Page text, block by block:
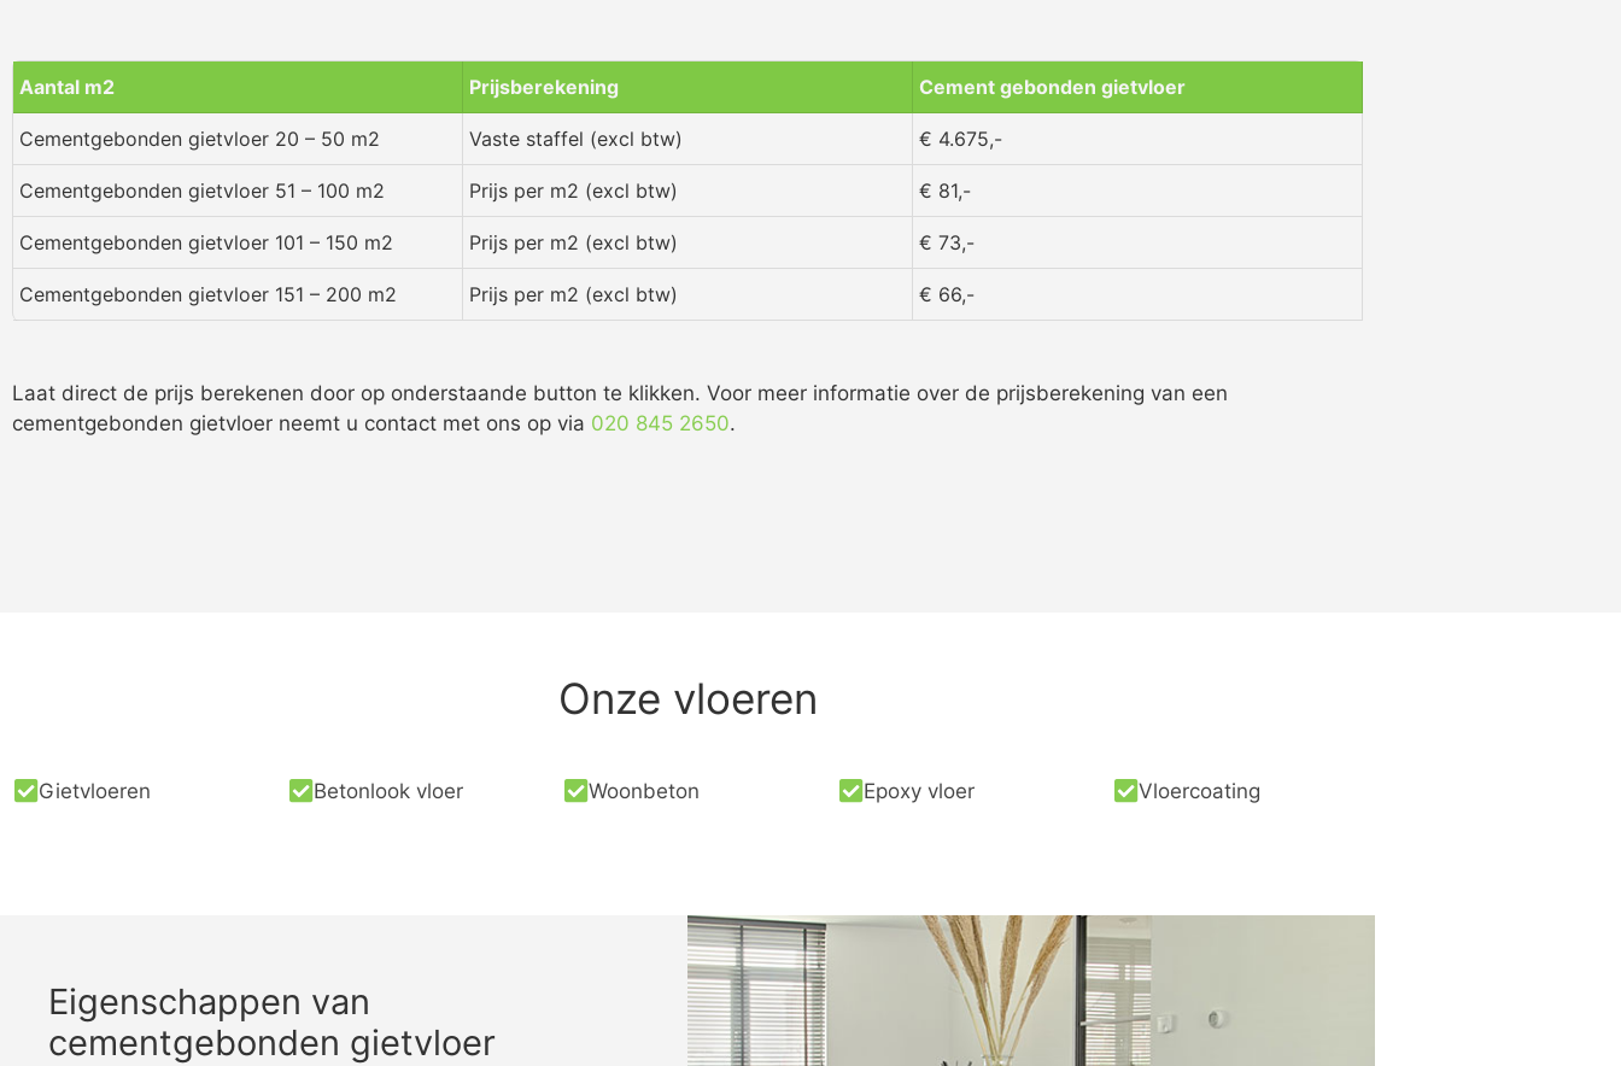
Aantal m2 Prijsberekening Cement gebonden gietvloer
Cementgebonden gietvloer 20 – 50 m2 Vaste staffel (excl btw) € 4.675,-
Cementgebonden gietvloer 51 – 100 m2 Prijs per m2 (excl btw) € 81,-
Cementgebonden gietvloer 101 – 150 m2 Prijs per m2 (excl btw) € 73,-
Cementgebonden gietvloer 151 – 200 m2 Prijs per m2 (excl btw) € 66,-
Laat direct de prijs berekenen door op onderstaande button te klikken. Voor meer informatie over de prijsberekening van een
cementgebonden gietvloer neemt u contact met ons op via 020 845 2650.
Onze vloeren
Gietvloeren Betonlook vloer Woonbeton Epoxy vloer Vloercoating
Eigenschappen van
cementgebonden gietvloer